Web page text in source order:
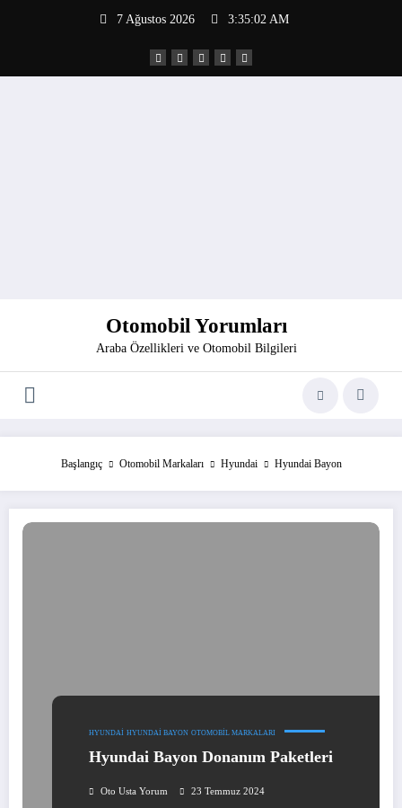
7 Ağustos 2026 3:35:02 AM
Otomobil Yorumları
Araba Özellikleri ve Otomobil Bilgileri
Başlangıç Otomobil Markaları Hyundai Hyundai Bayon
HYUNDAI HYUNDAI BAYON OTOMOBIL MARKALARI
Hyundai Bayon Donanım Paketleri
Oto Usta Yorum 23 Temmuz 2024